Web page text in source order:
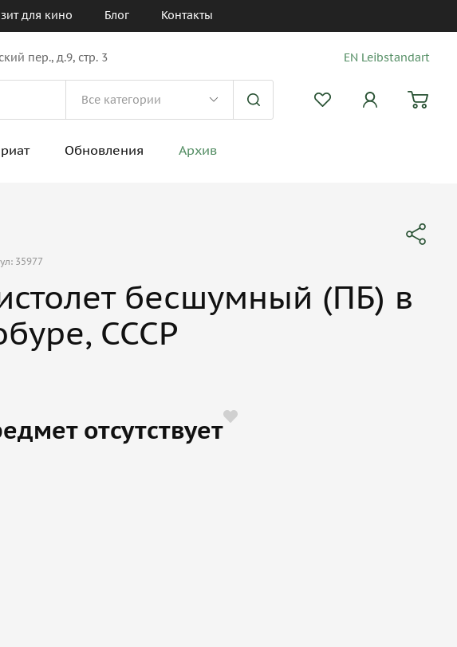
для кино Блог Контакты
пер., д.9, стр. 3 EN Leibstandart
Обновления Архив
35977
бесшумный (ПБ) в
СССР
отсутствует